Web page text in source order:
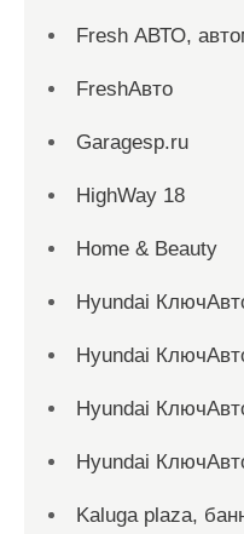
Fresh АВТО,
FreshАвто
Garagesp.ru
HighWay 18
Home & Beauty
Hyundai
Hyundai
Hyundai
Hyundai
Kaluga plaza,